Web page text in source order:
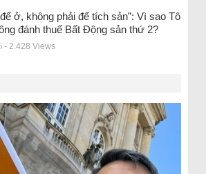
ở, không phải để tích sản”: Vì sao Tô
đánh thuế Bất Động sản thứ 2?
- 2.428 Views